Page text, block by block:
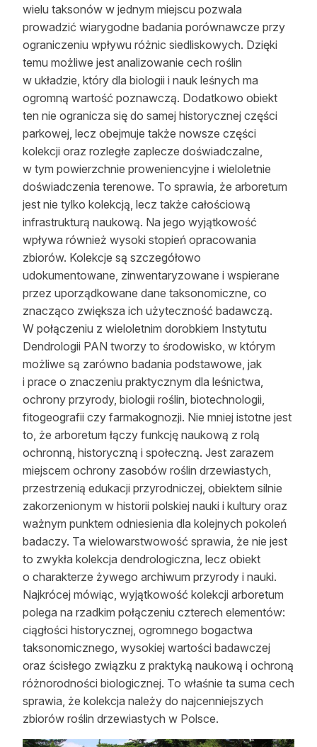
wielu taksonów w jednym miejscu pozwala
prowadzić wiarygodne badania porównawcze przy
ograniczeniu wpływu różnic siedliskowych. Dzięki
temu możliwe jest analizowanie cech roślin
w układzie, który dla biologii i nauk leśnych ma
ogromną wartość poznawczą. Dodatkowo obiekt
ten nie ogranicza się do samej historycznej części
parkowej, lecz obejmuje także nowsze części
kolekcji oraz rozległe zaplecze doświadczalne,
w tym powierzchnie proweniencyjne i wieloletnie
doświadczenia terenowe. To sprawia, że arboretum
jest nie tylko kolekcją, lecz także całościową
infrastrukturą naukową. Na jego wyjątkowość
wpływa również wysoki stopień opracowania
zbiorów. Kolekcje są szczegółowo
udokumentowane, zinwentaryzowane i wspierane
przez uporządkowane dane taksonomiczne, co
znacząco zwiększa ich użyteczność badawczą.
W połączeniu z wieloletnim dorobkiem Instytutu
Dendrologii PAN tworzy to środowisko, w którym
możliwe są zarówno badania podstawowe, jak
i prace o znaczeniu praktycznym dla leśnictwa,
ochrony przyrody, biologii roślin, biotechnologii,
fitogeografii czy farmakognozji. Nie mniej istotne jest
to, że arboretum łączy funkcję naukową z rolą
ochronną, historyczną i społeczną. Jest zarazem
miejscem ochrony zasobów roślin drzewiastych,
przestrzenią edukacji przyrodniczej, obiektem silnie
zakorzenionym w historii polskiej nauki i kultury oraz
ważnym punktem odniesienia dla kolejnych pokoleń
badaczy. Ta wielowarstwowość sprawia, że nie jest
to zwykła kolekcja dendrologiczna, lecz obiekt
o charakterze żywego archiwum przyrody i nauki.
Najkrócej mówiąc, wyjątkowość kolekcji arboretum
polega na rzadkim połączeniu czterech elementów:
ciągłości historycznej, ogromnego bogactwa
taksonomicznego, wysokiej wartości badawczej
oraz ścisłego związku z praktyką naukową i ochroną
różnorodności biologicznej. To właśnie ta suma cech
sprawia, że kolekcja należy do najcenniejszych
zbiorów roślin drzewiastych w Polsce.